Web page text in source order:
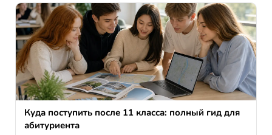
Куда поступить после 11 класса: полный гид для
абитуриента